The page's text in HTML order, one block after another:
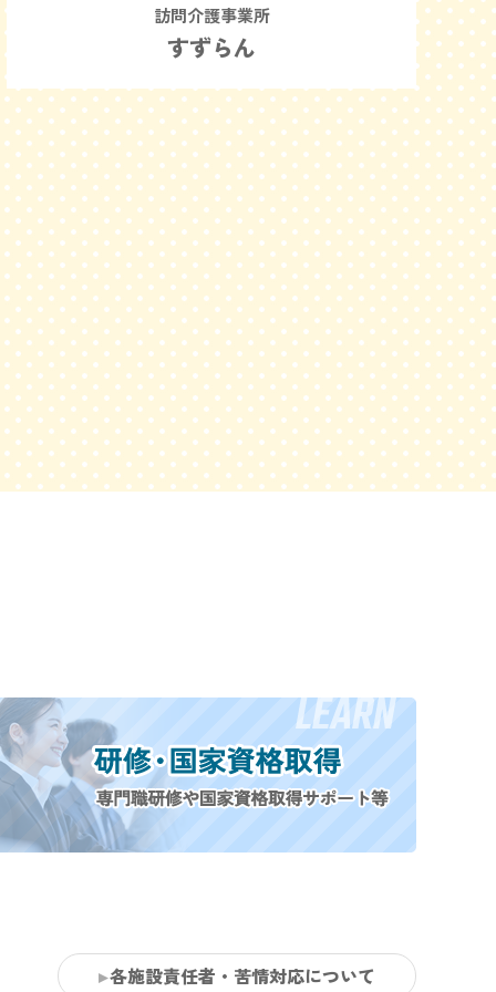
訪問介護事業所
すずらん
各施設責任者・苦情対応について